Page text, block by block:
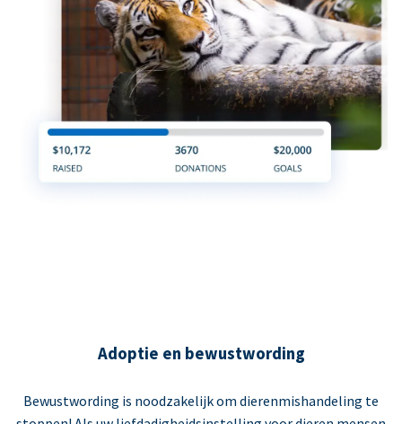
Adoptie en bewustwording
Bewustwording is noodzakelijk om dierenmishandeling te